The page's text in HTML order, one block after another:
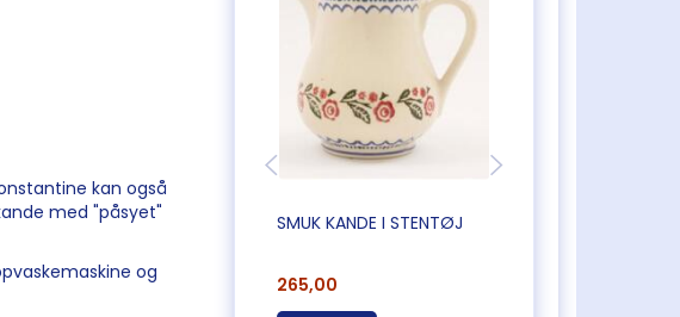
kan også
med "påsyet"
og
SMUK KANDE I STENTØJ
265,00